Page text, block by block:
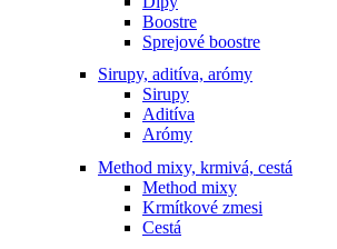
Boostre
Sprejové boostre
Sirupy, aditíva, arómy
Sirupy
Aditíva
Arómy
Method mixy, krmivá, cestá
Method mixy
Krmítkové zmesi
Cestá